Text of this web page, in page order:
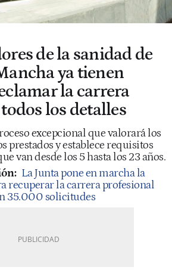
de la sanidad de
ya tienen
la carrera
los detalles
excepcional que valorará los
prestados y establece requisitos
van desde los 5 hasta los 23 años.
La Junta pone en marcha la
recuperar la carrera profesional
35.000 solicitudes